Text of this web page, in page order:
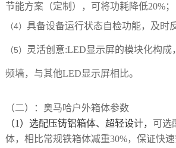
节能方案（定制），可将功耗降低20%；
（4） 具备设备运行状态自检功能，及时
（5） 灵活创意:LED显示屏的模块化构成
频墙，与其他LED显示屏相比。
（二） ： 奥马哈户外箱体参数
（1） 选配压铸铝箱体、超轻设计， 可选
体，相比常规铁箱体减重30%，保证快